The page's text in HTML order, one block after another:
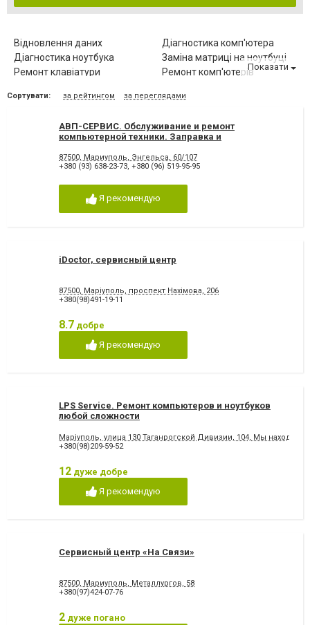
Відновлення даних
Діагностика комп'ютера
Діагностика ноутбука
Заміна матриці на ноутбуці
Ремонт клавіатури
Ремонт комп'ютерів
Ремонт мишки
Ремонт моніторів
Чищення ноутбука
Показати
Сортувати: за рейтингом за переглядами
АВП-СЕРВИС. Обслуживание и ремонт
компьютерной техники. Заправка и
87500, Мариуполь, Энгельса, 60/107
+380 (93) 638-23-73, +380 (96) 519-95-95
Я рекомендую
iDoctor, сервисный центр
87500, Маріуполь, проспект Нахімова, 206
+380(98)491-19-11
8.7 добре
Я рекомендую
LPS Service. Ремонт компьютеров и ноутбуков
любой сложности
Маріуполь, улица 130 Таганрогской Дивизии, 104, Мы
+380(98)209-59-52
12 дуже добре
Я рекомендую
Сервисный центр «На Связи»
87500, Мариуполь, Металлургов, 58
+380(97)424-07-76
2 дуже погано